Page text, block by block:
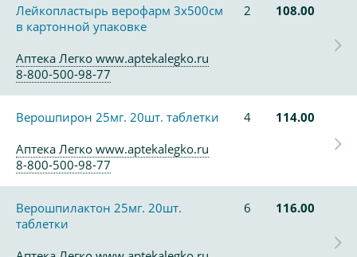
Лейкопластырь верофарм 3х500см
в картонной упаковке
2 108.00
Аптека Легко www.aptekalegko.ru
8-800-500-98-77
Верошпирон 25мг. 20шт. таблетки 4
114.00
Аптека Легко www.aptekalegko.ru
8-800-500-98-77
Верошпилактон 25мг. 20шт.
таблетки
6 116.00